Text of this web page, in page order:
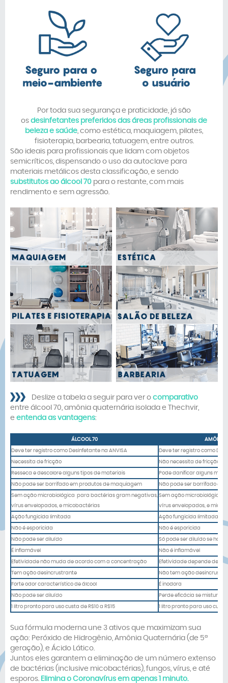
Por toda sua segurança e praticidade, já são
os desinfetantes preferidos das áreas profissionais de
beleza e saúde, como estética, maquiagem, pilates,
fisioterapia, barbearia, tatuagem, entre outros.
São ideais para profissionais que lidam com objetos
semicríticos, dispensando o uso da autoclave para
materiais metálicos desta classificação, e sendo
substitutos ao álcool 70 para o restante, com mais
rendimento e sem agressão.
Deslize a tabela a seguir para ver o comparativo
entre álcool 70, amônia quaternária isolada e Thechvir,
e entenda as vantagens:
ÁLCOOL 70 AMÔNIA
Deve ter registro como Desinfetante na ANVISA Deve ter registro como
Necessita de fricção Não necessita de fricção
Resseca e descolore alguns tipos de materiais Pode danificar alguns
Não pode ser borrifado em produtos de maquiagem Não pode ser borrifado
Sem ação microbiológica para bactérias gram negativas,
vírus envelopados, e micobactérias
Sem ação microbiológica
vírus envelopados, e
Ação fungicida limitada Ação fungicida limitada
Não é esporicida Não é esporicida
Não pode ser diluído Só pode ser diluído se
É inflamável Não é inflamável
Efetividade não muda de acordo com a concentração Efetividade depende de
Tem ação desincrustrante Não tem ação
Forte odor característico de álcool É inodora
Não pode ser diluído Perde eficácia se
1 litro pronto para uso custa de R$10 a R$15 1 litro pronto para uso
Sua fórmula moderna une 3 ativos que maximizam sua
ação: Peróxido de Hidrogênio, Amônia Quaternária (de 5ª
geração), e Ácido Lático.
Juntos eles garantem a eliminação de um número extenso
de bactérias (inclusive micobactérias), fungos, vírus, e até
esporos. Elimina o Coronavírus em apenas 1 minuto.